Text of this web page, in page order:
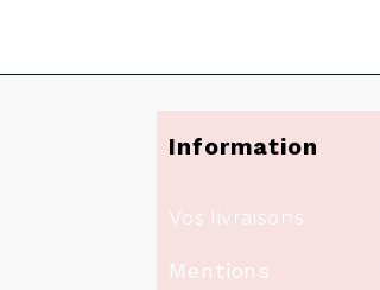
Information
Vos livraisons
Mentions